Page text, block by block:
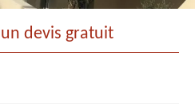
devis gratuit